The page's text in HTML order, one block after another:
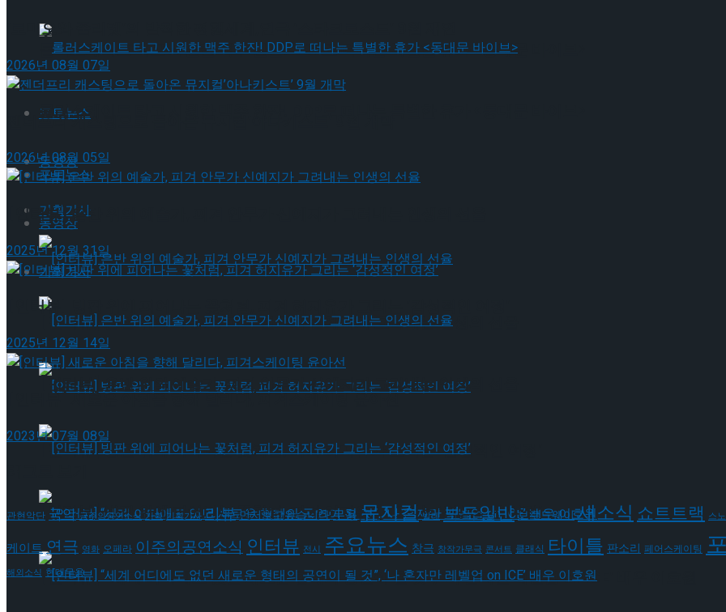
롤러스케이트 타고 시원한 맥주 한잔! DDP로 떠나는 특별한 휴가 <동대문 바이브>
포토뉴스
동영상
기획기사
[인터뷰] 은반 위의 예술가, 피겨 안무가 신예지가 그려내는 인생의 선율
[인터뷰] 빙판 위에 피어나는 꽃처럼, 피겨 허지유가 그리는 ‘감성적인 여정’
[인터뷰] “세계 어디에도 없던 새로운 형태의 공연이 될 것”, ‘나 혼자만 레벨업 on ICE’ 배우 이호원
롤러스케이트 타고 시원한 맥주 한잔! DDP로 떠나는 특별한 휴가 <동대문 바이브>
포토뉴스
동영상
기획기사
[인터뷰] 은반 위의 예술가, 피겨 안무가 신예지가 그려내는 인생의 선율
[인터뷰] 빙판 위에 피어나는 꽃처럼, 피겨 허지유가 그리는 ‘감성적인 여정’
‘로미오와 줄리엣’의 발칙한 평행세계,연극 ‘스타크로스드’ 9월 재연
2026년 08월 07일
젠더프리 캐스팅으로 돌아온 뮤지컬’아나키스트’ 9월 개막
2026년 08월 05일
[인터뷰] 은반 위의 예술가, 피겨 안무가 신예지가 그려내는 인생의 선율
2025년 12월 31일
[인터뷰] 빙판 위에 피어나는 꽃처럼, 피겨 허지유가 그리는 ‘감성적인 여정’
2025년 12월 14일
[인터뷰] 새로운 아침을 향해 달리다, 피겨스케이팅 윤아선
2023년 07월 08일
관현악단 국악 금주의공연소식 기획 기획기사 리뷰 먼저보고왔습니다 무용뮤지컬 발레 보도일반브로드웨이새소식쇼트트랙 스
케이트연극 영화 오페라 이주의공연소식 인터뷰 전시 주요뉴스 창극 창작가무극 콘서트 클래식 타이틀 판소리 페어스케이팅
해외소식 현대무용